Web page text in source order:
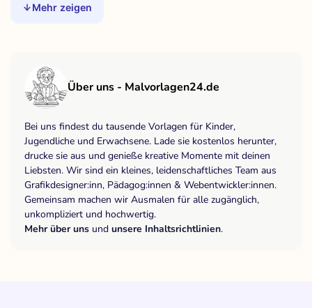
Mehr zeigen
Über uns - Malvorlagen24.de
Bei uns findest du tausende Vorlagen für Kinder,
Jugendliche und Erwachsene. Lade sie kostenlos herunter,
drucke sie aus und genieße kreative Momente mit deinen
Liebsten. Wir sind ein kleines, leidenschaftliches Team aus
Grafikdesigner:inn, Pädagog:innen & Webentwickler:innen.
Gemeinsam machen wir Ausmalen für alle zugänglich,
unkompliziert und hochwertig.
Mehr über uns und unsere Inhaltsrichtlinien.